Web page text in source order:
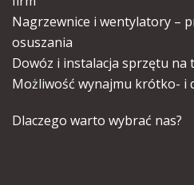
Nagrzewnice i wentylatory –
osuszania
Dowóz i instalacja sprzętu na
Możliwość wynajmu krótko- i
Dlaczego warto wybrać nas?